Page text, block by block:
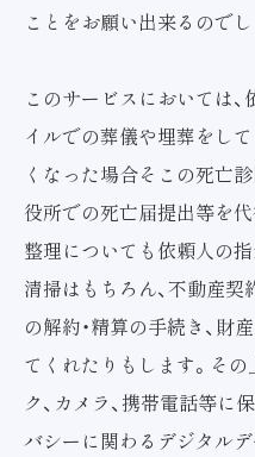
ことをお願い出来るのでし
このサービスにおいては
イルでの葬儀や埋葬をし
くなった場合そこの死亡
役所での死亡届提出等を
整理についても依頼人の
清掃はもちろん、不動産
の解約・精算の手続き、財
てくれたりもします。そ
ク、カメラ、携帯電話等に
バシーに関わるデジタル